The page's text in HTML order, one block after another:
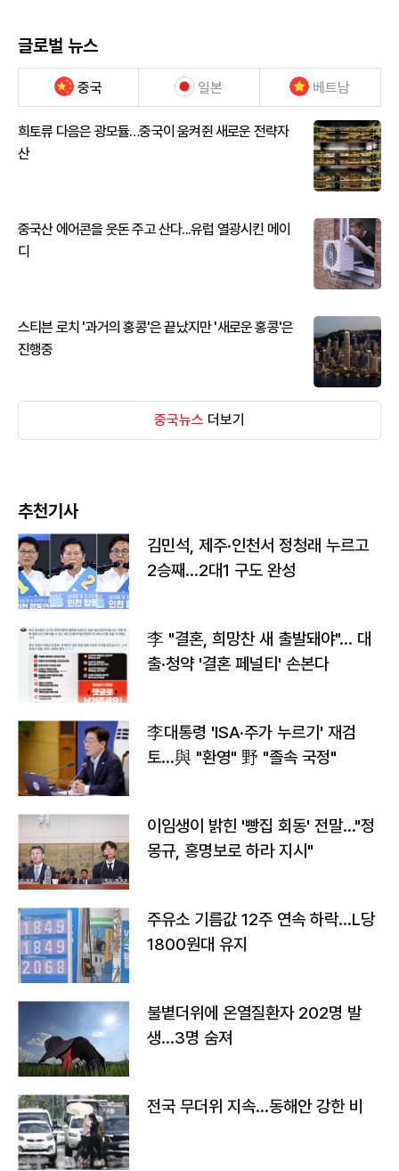
글로벌 뉴스
중국 일본 베트남
희토류 다음은 광모듈…중국이 움켜쥔 새로운 전략자
산
중국산 에어콘을 웃돈 주고 산다...유럽 열광시킨 메이
디
스티븐 로치 '과거의 홍콩'은 끝났지만 '새로운 홍콩'은
진행중
중국뉴스 더보기
추천기사
김민석, 제주·인천서 정청래 누르고
2승째…2대1 구도 완성
李 "결혼, 희망찬 새 출발돼야"… 대
출·청약 '결혼 페널티' 손본다
李대통령 'ISA·주가 누르기' 재검
토…與 "환영" 野 "졸속 국정"
이임생이 밝힌 '빵집 회동' 전말…"정
몽규, 홍명보로 하라 지시"
주유소 기름값 12주 연속 하락…L당
1800원대 유지
불볕더위에 온열질환자 202명 발
생…3명 숨져
전국 무더위 지속…동해안 강한 비